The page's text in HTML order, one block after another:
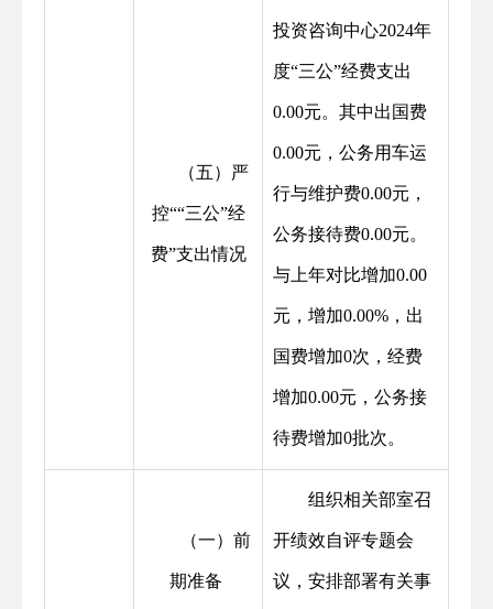
（五）严
控““三公”经
费”支出情况
投资咨询中心2024年
度“三公”经费支出
0.00元。其中出国费
0.00元，公务用车运
行与维护费0.00元，
公务接待费0.00元。
与上年对比增加0.00
元，增加0.00%，出
国费增加0次，经费
增加0.00元，公务接
待费增加0批次。
期准备
组织相关部室召
开绩效自评专题会
议，安排部署有关事